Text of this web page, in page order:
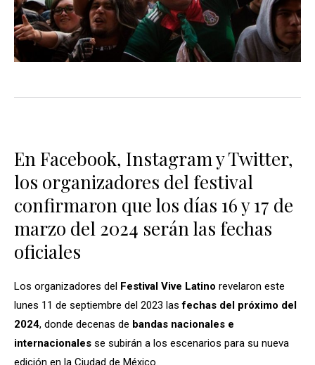
En Facebook, Instagram y Twitter,
los organizadores del festival
confirmaron que los días 16 y 17 de
marzo del 2024 serán las fechas
oficiales
Los organizadores del Festival Vive Latino revelaron este
lunes 11 de septiembre del 2023 lasfechas del próximo del
2024, donde decenas de bandas nacionales e
internacionales se subirán a los escenarios para su nueva
edición en la Ciudad de México.